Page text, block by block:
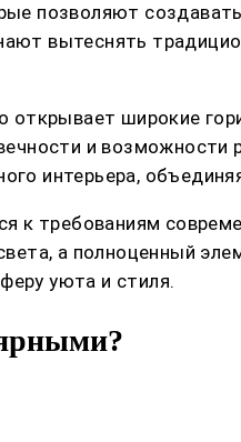
позволяют
вытеснять
открывает широкие
и возможности
интерьера,
к требованиям
а полноценный
уюта и стиля.